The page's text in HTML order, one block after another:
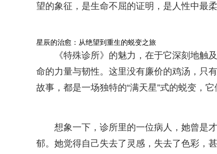
望的象征，是生命不屈的证明，是人性中最
星辰的治愈：从绝望到重生的蜕变之旅
《特殊诊所》的魅力，在于它深刻地触
命的力量与韧性。这里没有廉价的鸡汤，只
故事，都是一场独特的“满天星”式的蜕变，
想象一下，诊所里的一位病人，她曾是
郁。她觉得自己失去了灵感，失去了色彩，